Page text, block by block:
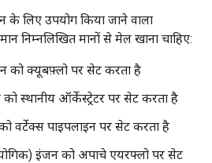
के लिए उपयोग किया जाने वाला
निम्नलिखित मानों से मेल खाना चाहिए:
को क्यूबफ़्लो पर सेट करता है
स्थानीय ऑर्केस्ट्रेटर पर सेट करता है
वर्टेक्स पाइपलाइन पर सेट करता है
इंजन को अपाचे एयरफ्लो पर सेट